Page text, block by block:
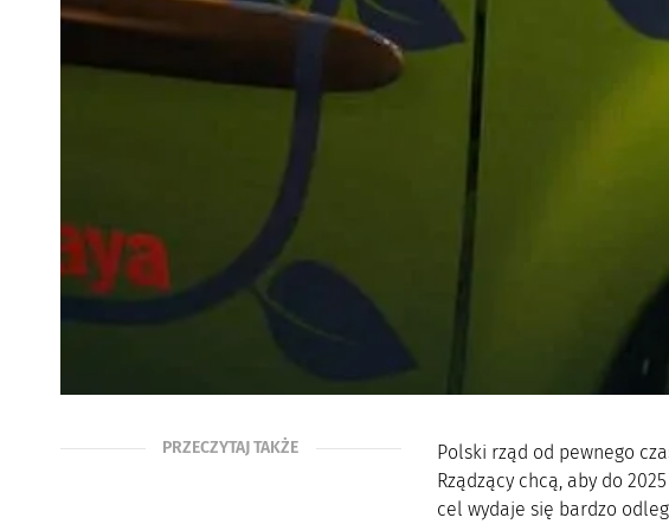
PRZECZYTAJ TAKŻE
Polski rząd od pewnego
Rządzący chcą, aby do
cel wydaje się bardzo